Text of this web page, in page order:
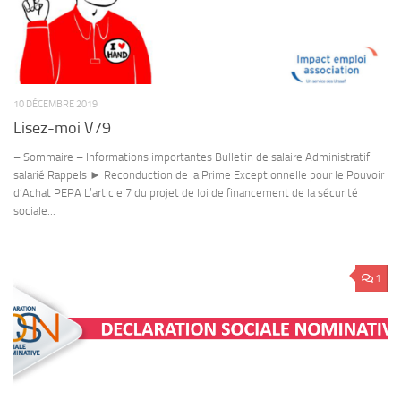
10 DÉCEMBRE 2019
Lisez-moi V79
– Sommaire – Informations importantes Bulletin de salaire Administratif
salarié Rappels ► Reconduction de la Prime Exceptionnelle pour le Pouvoir
d’Achat PEPA L’article 7 du projet de loi de financement de la sécurité
sociale...
1